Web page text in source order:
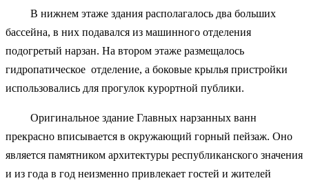
В нижнем этаже здания располагалось два больших
бассейна, в них подавался из машинного отделения
подогретый нарзан. На втором этаже размещалось
гидропатическое отделение, а боковые крылья пристройки
использовались для прогулок курортной публики.
Оригинальное здание Главных нарзанных ванн
прекрасно вписывается в окружающий горный пейзаж. Оно
является памятником архитектуры республиканского значения
и из года в год неизменно привлекает гостей и жителей